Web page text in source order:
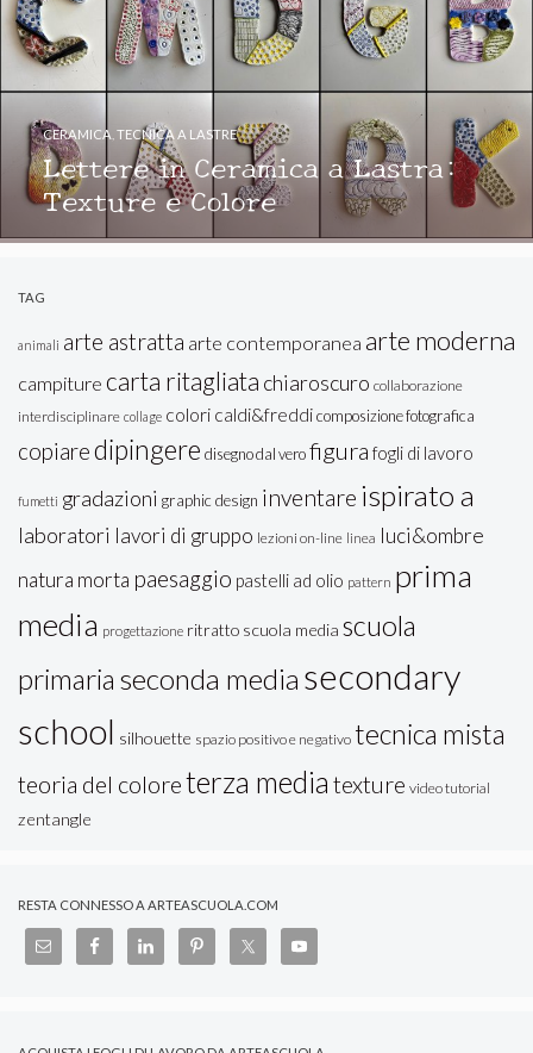
Lettere in Ceramica a Lastra:
Texture e Colore
CERAMICA TECNICA A LASTRE
TAG
animali arte astratta arte contemporanea arte moderna
campiture carta ritagliata chiaroscuro collaborazione
interdisciplinare collage colori caldi&freddicomposizione fotografica
copiaredipingere disegno dal verofigura fogli di lavoro
fumetti gradazioni graphic design inventare ispirato a
laboratori lavori di gruppo lezioni on-line linea luci&ombre
natura morta paesaggio pastelli ad olio pattern prima
media progettazione ritratto scuola media scuola
primaria seconda media secondary
school silhouette spazio positivo e negativo tecnica mista
teoria del coloreterza media texture video tutorial
zentangle
RESTA CONNESSO A ARTEASCUOLA.COM